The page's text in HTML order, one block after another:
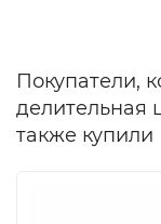
Покупатели,
делительная
также купили